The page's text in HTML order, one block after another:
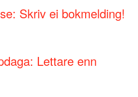
Skriv ei bokmelding!
Lettare enn